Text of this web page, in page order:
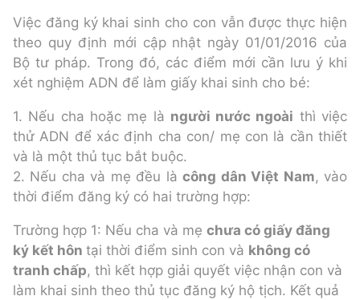
Việc đăng ký khai sinh cho con vẫn được thực hiện
theo quy định mới cập nhật ngày 01/01/2016 của
Bộ tư pháp. Trong đó, các điểm mới cần lưu ý khi
xét nghiệm ADN để làm giấy khai sinh cho bé:
1. Nếu cha hoặc mẹ là người nước ngoài thì việc
thử ADN để xác định cha con/ mẹ con là cần thiết
và là một thủ tục bắt buộc.
2. Nếu cha và mẹ đều làcông dân Việt Nam, vào
thời điểm đăng ký có hai trường hợp:
Trường hợp 1: Nếu cha và mẹ chưa có giấy đăng
ký kết hôn tại thời điểm sinh con và không có
tranh chấp, thì kết hợp giải quyết việc nhận con và
làm khai sinh theo thủ tục đăng ký hộ tịch. Kết quả